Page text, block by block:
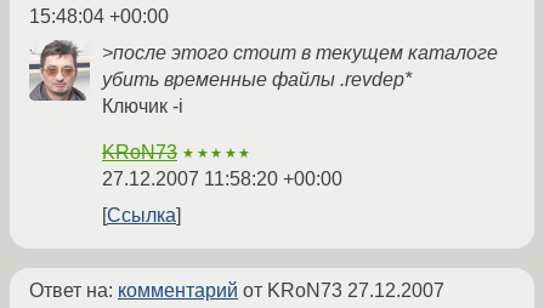
15:48:04 +00:00
>после этого стоит в текущем каталоге
убить временные файлы .revdep*
Ключик -i
KRoN73 ★★★★★
27.12.2007 11:58:20 +00:00
Ссылка
Ответ на: комментарий от KRoN73 27.12.2007